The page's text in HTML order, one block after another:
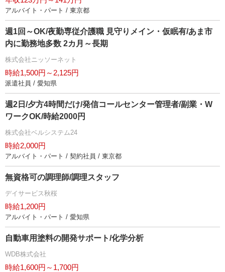
アルバイト・パート / 東京都
週1回～OK/夜勤専従介護職 見守りメイン・仮眠有/あま市
内に勤務地多数 2カ月～長期
株式会社ニッソーネット
時給1,500円～2,125円
派遣社員 / 愛知県
週2日/夕方4時間だけ/発信コールセンター管理者/副業・W
ワークOK/時給2000円
株式会社ベルシステム24
時給2,000円
アルバイト・パート / 契約社員 / 東京都
無資格可の調理師/調理スタッフ
デイサービス秋桜
時給1,200円
アルバイト・パート / 愛知県
自動車用塗料の開発サポート/化学分析
WDB株式会社
時給1,600円～1,700円